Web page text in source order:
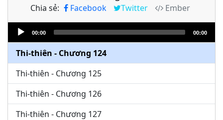
Chia sẻ: Facebook Twitter
Ember
Audio
Player
00:00 00:00
Thi-thiên - Chương 122
Thi-thiên - Chương 123
Thi-thiên - Chương 124
Thi-thiên - Chương 125
Thi-thiên - Chương 126
Thi-thiên - Chương 127